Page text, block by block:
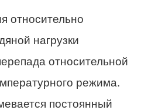
относительно
нагрузки
относительной
режима.
постоянный